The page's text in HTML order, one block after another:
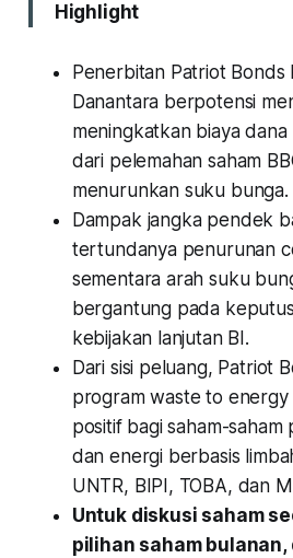
Highlight
Penerbitan Patriot Bonds
Danantara berpotensi
meningkatkan biaya
dari pelemahan saham
menurunkan suku bunga.
Dampak jangka pendek
tertundanya penurunan
sementara arah suku
bergantung pada
kebijakan lanjutan BI.
Dari sisi peluang, Patriot
program waste to energy
positif bagi saham-saham
dan energi berbasis
UNTR, BIPI, TOBA, dan
Untuk diskusi saham
pilihan saham